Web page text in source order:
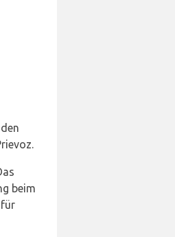
beim
für